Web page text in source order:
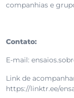
companhias e
Contato:
E-mail:
Link de
https://linktr.ee/